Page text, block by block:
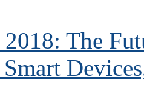
2018: The